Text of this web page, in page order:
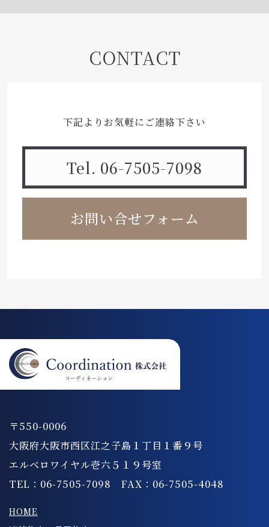
CONTACT
下記よりお気軽にご連絡下さい
Tel. 06-7505-7098
お問い合せフォーム
〒550-0006
大阪府大阪市西区江之子島１丁目１番９号
エルベロワイヤル壱六５１９号室
TEL：06-7505-7098 FAX：06-7505-4048
HOME